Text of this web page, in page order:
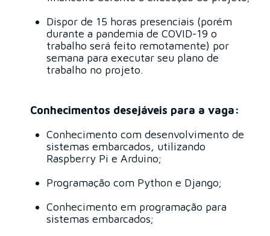
Dispor de 15 horas presenciais (porém
durante a pandemia de COVID-19 o
trabalho será feito remotamente) por
semana para executar seu plano de
trabalho no projeto.
Conhecimentos desejáveis para a vaga:
Conhecimento com desenvolvimento de
sistemas embarcados, utilizando
Raspberry Pi e Arduino;
Programação com Python e Django;
Conhecimento em programação para
sistemas embarcados;